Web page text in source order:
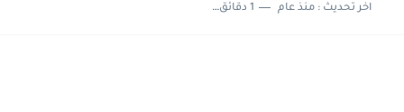
اخر تحديث :منذ عام 1 دقائق للقراءة